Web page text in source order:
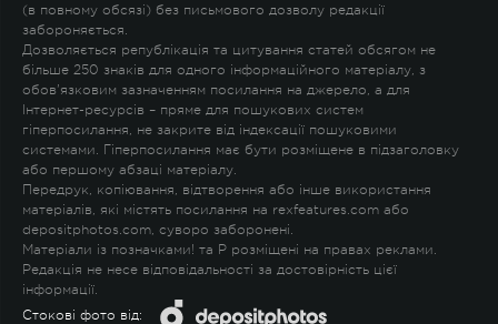
(в повному обсязі) без письмового дозволу редакції
забороняється.
Дозволяється републікація та цитування статей обсягом не
більше 250 знаків для одного інформаційного матеріалу, з
обов'язковим зазначенням посилання на джерело, а для
Інтернет-ресурсів – пряме для пошукових систем
гіперпосилання, не закрите від індексації пошуковими
системами. Гіперпосилання має бути розміщене в підзаголовку
або першому абзаці матеріалу.
Передрук, копіювання, відтворення або інше використання
матеріалів, які містять посилання на rexfeatures.com або
depositphotos.com, суворо заборонені.
Матеріали із позначками! та P розміщені на правах реклами.
Редакція не несе відповідальності за достовірність цієї
інформації.
Стокові фото від: